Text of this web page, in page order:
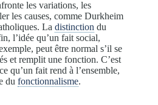
les variations, les
les causes, comme Durkheim
La distinction du
l’idée qu’un fait social,
peut être normal s’il se
et remplit une fonction. C’est
qu’un fait rend à l’ensemble,
du fonctionnalisme.